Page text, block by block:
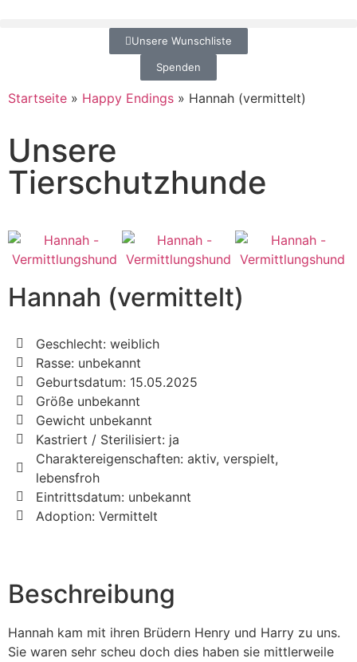
Unsere Wunschliste
Spenden
Startseite » Happy Endings » Hannah (vermittelt)
Unsere
Tierschutzhunde
Hannah (vermittelt)
Geschlecht: weiblich
Rasse: unbekannt
Geburtsdatum: 15.05.2025
Größe unbekannt
Gewicht unbekannt
Kastriert / Sterilisiert: ja
Charaktereigenschaften: aktiv, verspielt,
lebensfroh
Eintrittsdatum: unbekannt
Adoption: Vermittelt
Beschreibung
Hannah kam mit ihren Brüdern Henry und Harry zu uns.
Sie waren sehr scheu doch dies haben sie mittlerweile